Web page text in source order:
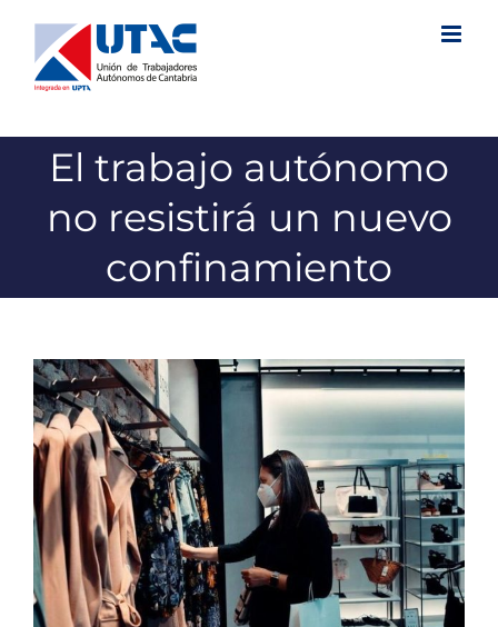
contenido
El trabajo autónomo
no resistirá un nuevo
confinamiento
Ver
imagen
más
grande